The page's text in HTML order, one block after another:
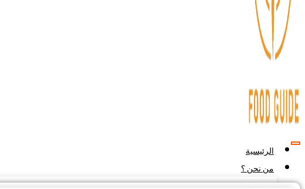
الرئيسية
من نحن ؟